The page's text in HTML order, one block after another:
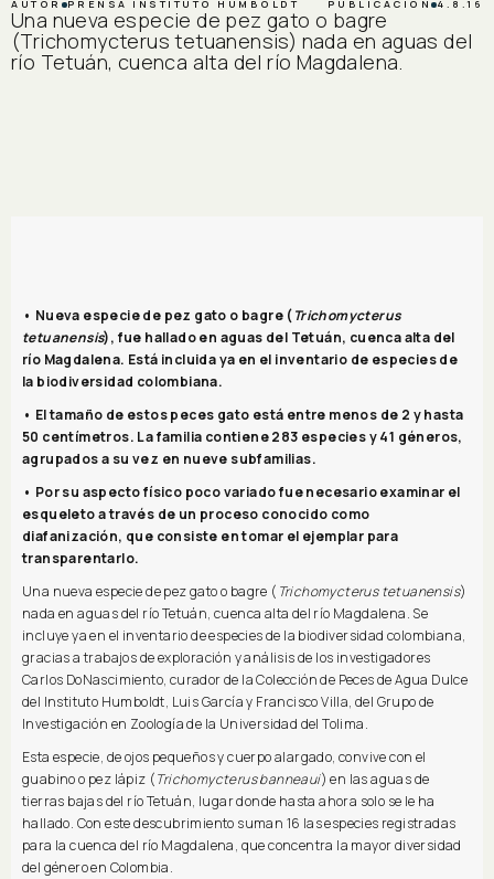
AUTOR PRENSA INSTITUTO HUMBOLDT PUBLICACIÓN 4.8.16
Una nueva especie de pez gato o bagre
(Trichomycterus tetuanensis) nada en aguas del
río Tetuán, cuenca alta del río Magdalena.
• Nueva especie de pez gato o bagre (Trichomycterus
tetuanensis), fue hallado en aguas del Tetuán, cuenca alta del
río Magdalena. Está incluida ya en el inventario de especies de
la biodiversidad colombiana.
• El tamaño de estos peces gato está entre menos de 2 y hasta
50 centímetros. La familia contiene 283 especies y 41 géneros,
agrupados a su vez en nueve subfamilias.
• Por su aspecto físico poco variado fue necesario examinar el
esqueleto a través de un proceso conocido como
diafanización, que consiste en tomar el ejemplar para
transparentarlo.
Una nueva especie de pez gato o bagre ( Trichomycterus tetuanensis)
nada en aguas del río Tetuán, cuenca alta del río Magdalena. Se
incluye ya en el inventario de especies de la biodiversidad colombiana,
gracias a trabajos de exploración y análisis de los investigadores
Carlos DoNascimiento, curador de la Colección de Peces de Agua Dulce
del Instituto Humboldt, Luis García y Francisco Villa, del Grupo de
Investigación en Zoología de la Universidad del Tolima.
Esta especie, de ojos pequeños y cuerpo alargado, convive con el
guabino o pez lápiz (Trichomycterus banneaui) en las aguas de
tierras bajas del río Tetuán, lugar donde hasta ahora solo se le ha
hallado. Con este descubrimiento suman 16 las especies registradas
para la cuenca del río Magdalena, que concentra la mayor diversidad
del género en Colombia.